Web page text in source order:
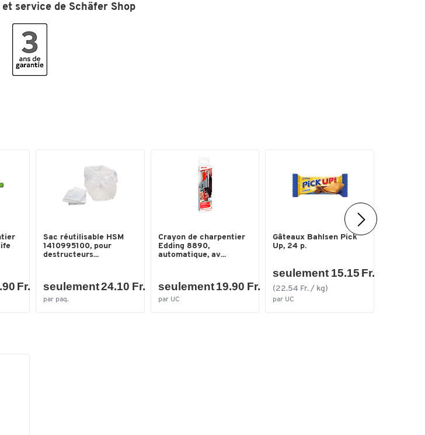
vert
service de Schäfer Shop
Fr.
Sac réutilisable HSM
1410995100, pour
destructeurs...
seulement 24.10 Fr.
par paq.
Crayon de charpentier
Edding 8890,
automatique, av...
seulement 19.90 Fr.
par UC
Gâteaux Bahlsen Pick
Up, 24 p.
seulement 15.15 Fr.
(22.54 Fr. / kg)
par UC